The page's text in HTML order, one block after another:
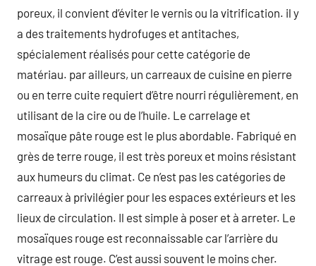
poreux, il convient d’éviter le vernis ou la vitrification. il y
a des traitements hydrofuges et antitaches,
spécialement réalisés pour cette catégorie de
matériau. par ailleurs, un carreaux de cuisine en pierre
ou en terre cuite requiert d’être nourri régulièrement, en
utilisant de la cire ou de l’huile. Le carrelage et
mosaïque pâte rouge est le plus abordable. Fabriqué en
grès de terre rouge, il est très poreux et moins résistant
aux humeurs du climat. Ce n’est pas les catégories de
carreaux à privilégier pour les espaces extérieurs et les
lieux de circulation. Il est simple à poser et à arreter. Le
mosaïques rouge est reconnaissable car l’arrière du
vitrage est rouge. C’est aussi souvent le moins cher.